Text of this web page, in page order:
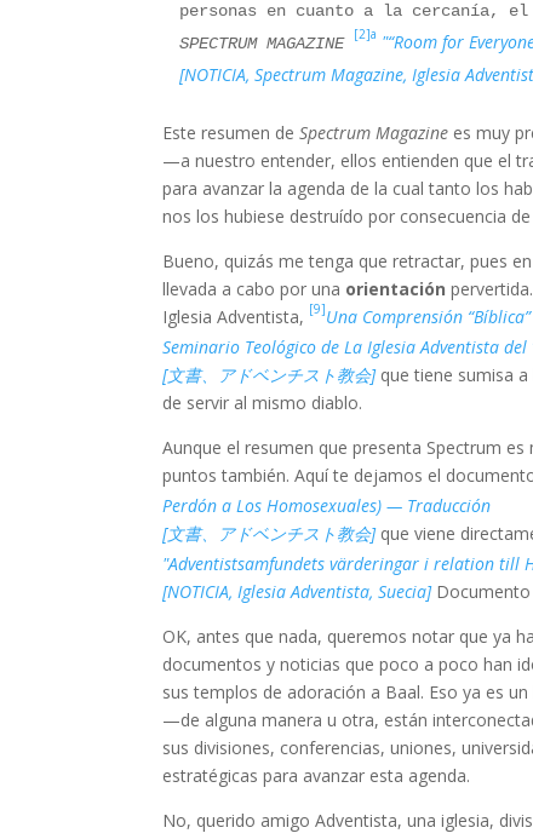
personas en cuanto a la cercanía,
SPECTRUM MAGAZINE [2]a "“Room for
[NOTICIA, Spectrum Magazine, Iglesia
Este resumen deSpectrum Magazine es muy
—a nuestro entender, ellos entienden que el
para avanzar la agenda de la cual tanto los
nos los hubiese destruído por consecuencia
Bueno, quizás me tenga que retractar, pues
llevada a cabo por una orientación
Iglesia Adventista, [9]Una Comprensión
Seminario Teológico de La Iglesia Adventista
[文書、アドベンチスト教会]que tiene sumisa a
de servir al mismo diablo.
Aunque el resumen que presenta Spectrum
puntos también. Aquí te dejamos el
Perdón a Los Homosexuales) — Traducción
[文書、アドベンチスト教会]que viene
"Adventistsamfundets värderingar i relation till
[NOTICIA, Iglesia Adventista, Suecia]Documento
OK, antes que nada, queremos notar que ya
documentos y noticias que poco a poco han
sus templos de adoración a Baal. Eso ya es
—de alguna manera u otra, están
sus divisiones, conferencias, uniones,
estratégicas para avanzar esta agenda.
No, querido amigo Adventista, una iglesia,